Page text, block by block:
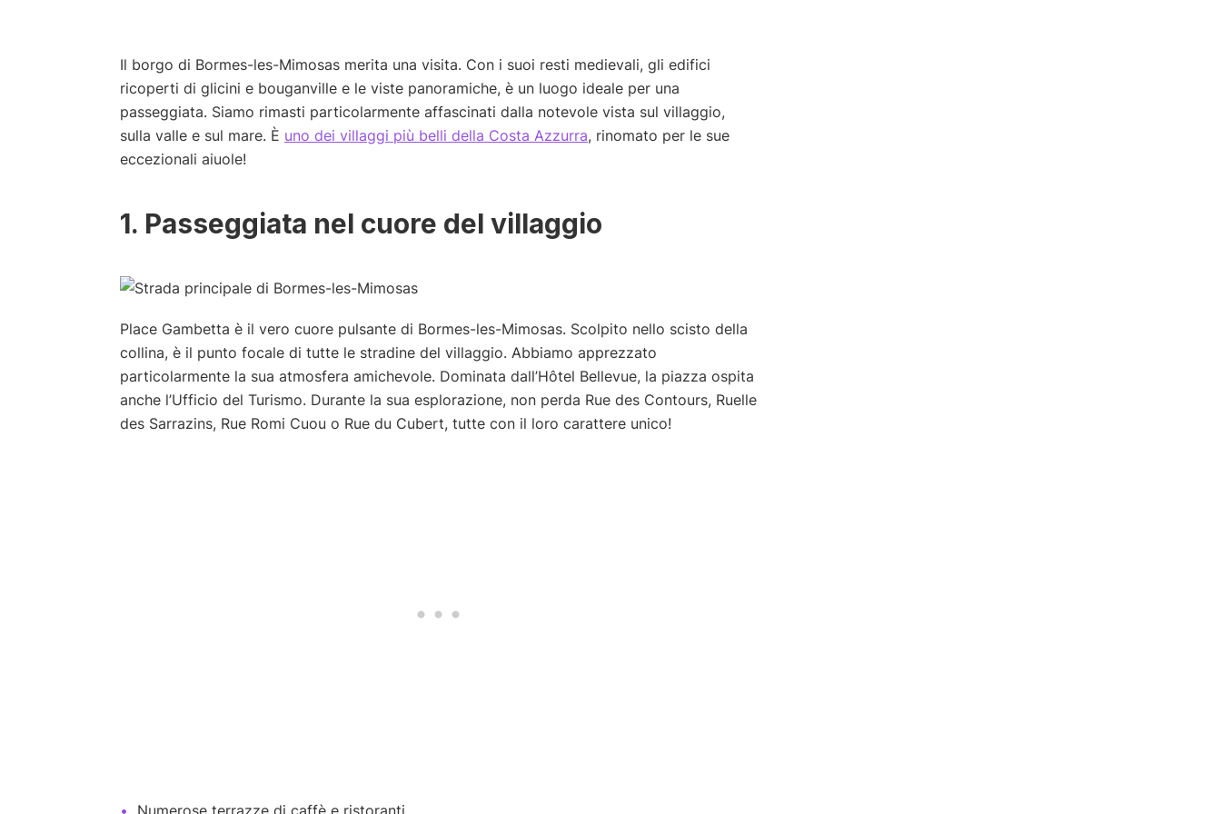
Il borgo di Bormes-les-Mimosas merita una visita. Con i suoi resti medievali, gli edifici
ricoperti di glicini e bouganville e le viste panoramiche, è un luogo ideale per una
passeggiata. Siamo rimasti particolarmente affascinati dalla notevole vista sul villaggio,
sulla valle e sul mare. È uno dei villaggi più belli della Costa Azzurra, rinomato per le sue
eccezionali aiuole!
1. Passeggiata nel cuore del villaggio
Place Gambetta è il vero cuore pulsante di Bormes-les-Mimosas. Scolpito nello scisto della
collina, è il punto focale di tutte le stradine del villaggio. Abbiamo apprezzato
particolarmente la sua atmosfera amichevole. Dominata dall’Hôtel Bellevue, la piazza ospita
anche l’Ufficio del Turismo. Durante la sua esplorazione, non perda Rue des Contours, Ruelle
des Sarrazins, Rue Romi Cuou o Rue du Cubert, tutte con il loro carattere unico!
Numerose terrazze di caffè e ristoranti